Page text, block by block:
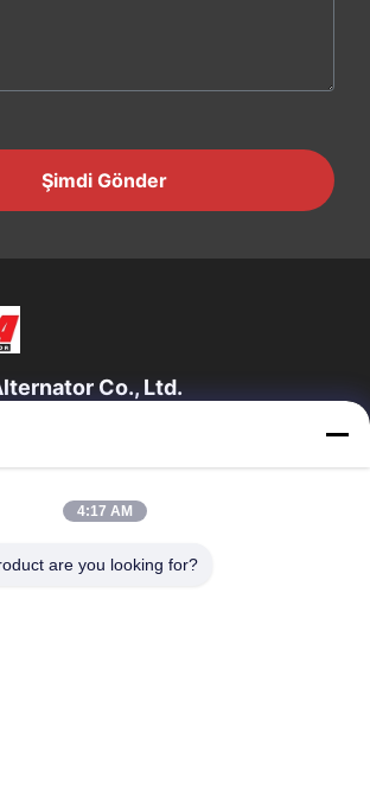
Şimdi Gönder
Co., Ltd.
Bizim Hakkımızda
Kalite Kontrolü
4:17 AM
are you looking for?